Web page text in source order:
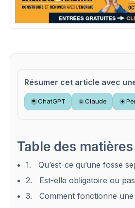
Résumer cet article avec
ChatGPT Claude
Table des matières
1. Qu’est-ce qu’une fosse
2. Est-elle obligatoire ou
3. Comment fonctionne une